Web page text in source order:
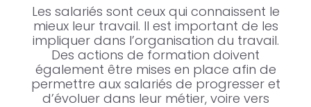
Les salariés sont ceux qui connaissent le
mieux leur travail. Il est important de les
impliquer dans l’organisation du travail.
Des actions de formation doivent
également être mises en place afin de
permettre aux salariés de progresser et
d’évoluer dans leur métier, voire vers